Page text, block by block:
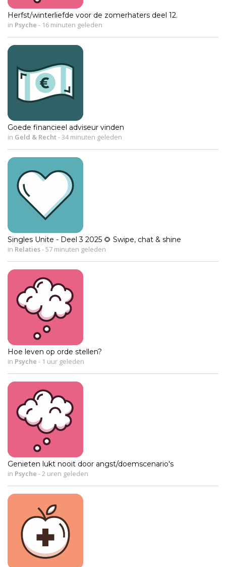
Herfst/winterliefde voor de zomerhaters deel 12.
in Psyche - 16 minuten geleden
Goede financieel adviseur vinden
in Geld & Recht- 34 minuten geleden
Singles Unite - Deel 3 2025 🌻 Swipe, chat & shine
in Relaties-57 minuten geleden
Hoe leven op orde stellen?
in Psyche - 1 uur geleden
Genieten lukt nooit door angst/doemscenario's
in Psyche - 2 uren geleden